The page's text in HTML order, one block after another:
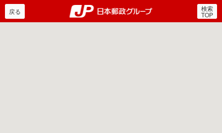
郵便局・日本郵政グルー
戻る 検索
TOP